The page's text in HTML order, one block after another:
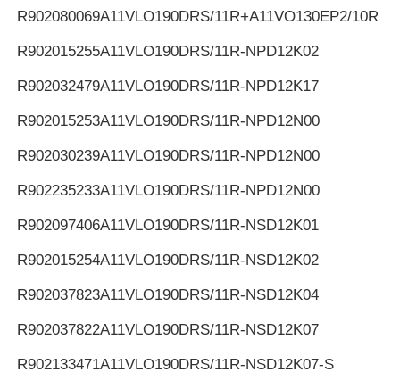
R902080069A11VLO190DRS/11R+A11VO130EP2/10R
R902015255A11VLO190DRS/11R-NPD12K02
R902032479A11VLO190DRS/11R-NPD12K17
R902015253A11VLO190DRS/11R-NPD12N00
R902030239A11VLO190DRS/11R-NPD12N00
R902235233A11VLO190DRS/11R-NPD12N00
R902097406A11VLO190DRS/11R-NSD12K01
R902015254A11VLO190DRS/11R-NSD12K02
R902037823A11VLO190DRS/11R-NSD12K04
R902037822A11VLO190DRS/11R-NSD12K07
R902133471A11VLO190DRS/11R-NSD12K07-S